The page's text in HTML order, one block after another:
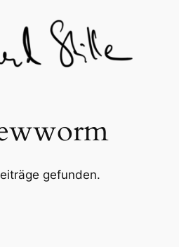
gefunden.